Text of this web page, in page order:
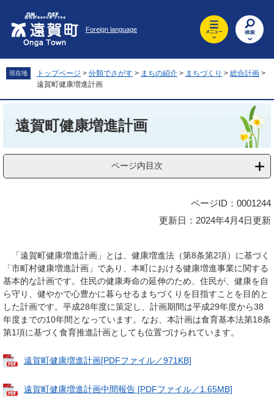
先
頭
を
飛
へ
Foreign language
現在地 トップページ > 分類でさがす > まちの紹介 > まちづくり > 総合計画 >
遠賀町健康増進計画
遠賀町健康増進計画
ページ内目次
ページID：0001244
更新日：2024年4月4日更新
「遠賀町健康増進計画」とは、健康増進法（第8条第2項）に基づく
「市町村健康増進計画」であり、本町における健康増進事業に関する
基本的な計画です。住民の健康寿命の延伸のため、住民が、健康を自
ら守り、健やかで心豊かに暮らせるまちづくりを目指すことを目的と
した計画です。平成28年度に策定し、計画期間は平成29年度から38
年度までの10年間となっています。なお、本計画は食育基本法第18条
第1項に基づく食育推進計画としても位置づけられています。
遠賀町健康増進計画[PDFファイル／971KB]
遠賀町健康増進計画中間報告 [PDFファイル／1.65MB]